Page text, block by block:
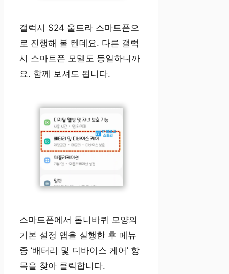
갤럭시 S24 울트라 스마트폰으
로 진행해 볼 텐데요. 다른 갤럭
시 스마트폰 모델도 동일하니까
요. 함께 보셔도 됩니다.
스마트폰에서 톱니바퀴 모양의
기본 설정 앱을 실행한 후 메뉴
중 ‘배터리 및 디바이스 케어’ 항
목을 찾아 클릭합니다.